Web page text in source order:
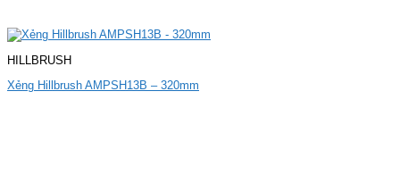
HILLBRUSH
Xẻng Hillbrush AMPSH13B – 320mm